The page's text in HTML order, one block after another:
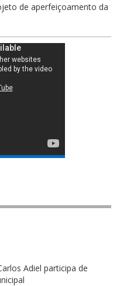
de aperfeiçoamento da
Adiel participa de